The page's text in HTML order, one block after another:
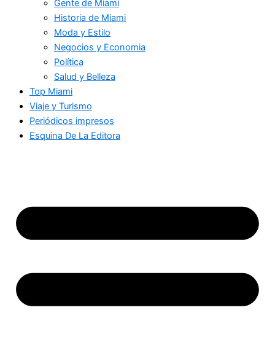
Gente de Miami
Historia de Miami
Moda y Estilo
Negocios y Economia
Política
Salud y Belleza
Top Miami
Viaje y Turismo
Periódicos impresos
Esquina De La Editora